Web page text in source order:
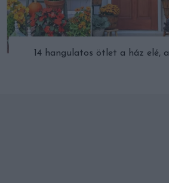
14 hangulatos ötlet a ház elé,